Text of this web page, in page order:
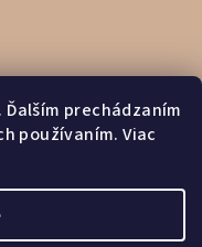
prechádzaním
používaním. Viac